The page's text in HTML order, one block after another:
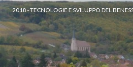
2018 - TECNOLOGIE E SVILUPPO DEL